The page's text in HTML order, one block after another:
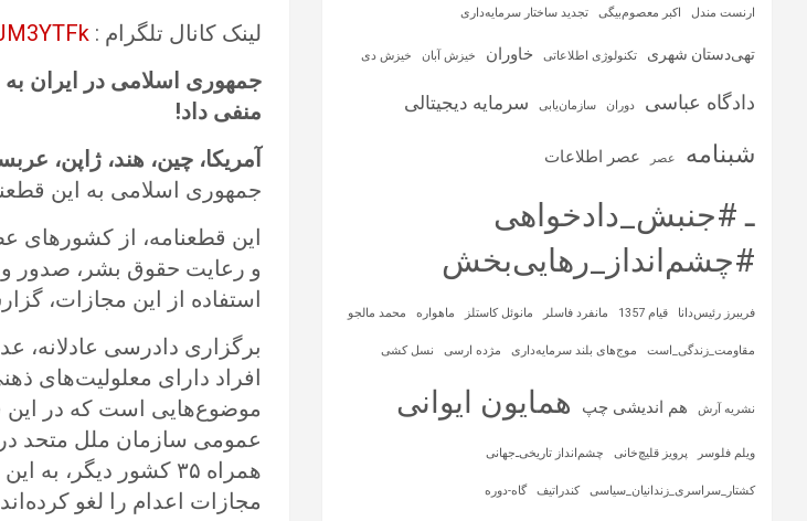
لینک کانال تلگرام :
جمهوری اسلامی در ایران
منفی داد!
آمریکا، چین، هند، ژاپن،
جمهوری اسلامی به این
این قطعنامه، از کشورهای
و رعایت حقوق بشر، صدور
استفاده از این مجازات،
افراد دارای معلولیت‌های
موضوع‌هایی است که در این
عمومی سازمان ملل متحد
مجازات اعدام را لغو
ارنست مندل اکبر معصوم‌بیگی تجدید ساختار سرمایه‌داری
تهی‌دستان شهری تکنولوژی اطلاعاتی خاوران خیزش آبان خیزش دی
دادگاه عباسی دوران سازمان‌یابی سرمایه‌ دیجیتالی
شبنامه عصر عصر اطلاعات
ـ #جنبش_دادخواهی
#چشم‌انداز_رهایی‌بخش
فریبرز رئیس‌دانا قیام 1357 مانفرد فاسلر مانوئل کاستلز ماهواره‌ محمد مالجو
مقاومت_زندگی_است موج‌های بلند سرمایه‌داری مژده ارسی نسل کشی
نشریه آرش هم اندیشی چپ همایون ایوانی
ویلم فلوسر پرویز قلیچ‌خانی چشم‌انداز تاریخی‌ـ‌جهانی
کشتار_سراسری_زندانیان_سیاسی کندراتیف گاه-دوره